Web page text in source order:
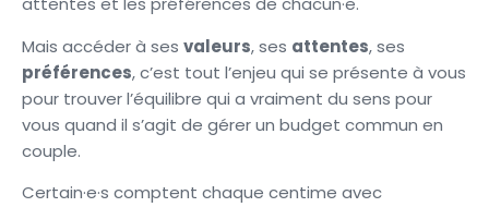
Mais accéder à ses valeurs, ses attentes, ses
préférences, c’est tout l’enjeu qui se présente à vous
pour trouver l’équilibre qui a vraiment du sens pour
vous quand il s’agit de gérer un budget commun en
couple.
Certain·e·s comptent chaque centime avec